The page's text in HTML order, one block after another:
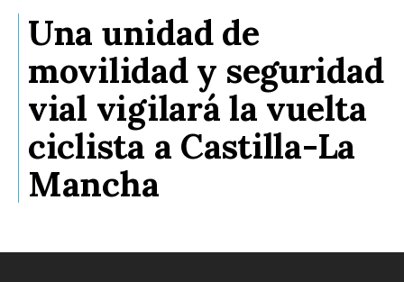
Una unidad de
movilidad y seguridad
vial vigilará la vuelta
ciclista a Castilla-La
Mancha